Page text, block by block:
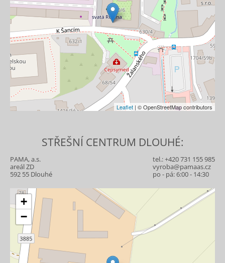
Leaflet | © OpenStreetMap contributors
STŘEŠNÍ CENTRUM DLOUHÉ:
PAMA, a.s.
areál ZD
592 55 Dlouhé
tel.:+420 731 155 985
vyroba@pamaas.cz
po - pá: 6:00 - 14:30
+
−